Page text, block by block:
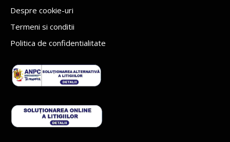
Despre cookie-uri
Termeni si conditii
Politica de confidentialitate